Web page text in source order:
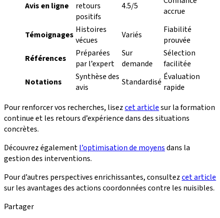
Avis en ligne
retours
positifs
4.5/5
accrue
Témoignages Histoires
vécues
Variés
Fiabilité
prouvée
Références
Préparées
par l’expert
Sur
demande
Sélection
facilitée
Notations
Synthèse des
avis
Standardisé Évaluation
rapide
Pour renforcer vos recherches, lisezcet articlesur la formation
continue et les retours d’expérience dans des situations
concrètes.
Découvrez égalementl’optimisation de moyensdans la
gestion des interventions.
Pour d’autres perspectives enrichissantes, consultezcet article
sur les avantages des actions coordonnées contre les nuisibles.
Partager